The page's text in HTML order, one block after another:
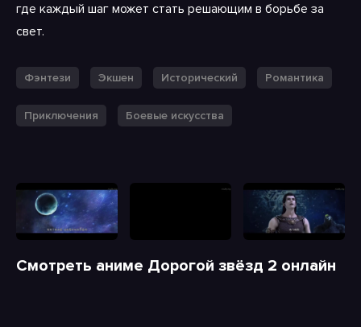
где каждый шаг может стать решающим в борьбе за
свет.
Фэнтези Экшен Исторический Романтика
Приключения Боевые искусства
Смотреть аниме Дорогой звёзд 2 онлайн